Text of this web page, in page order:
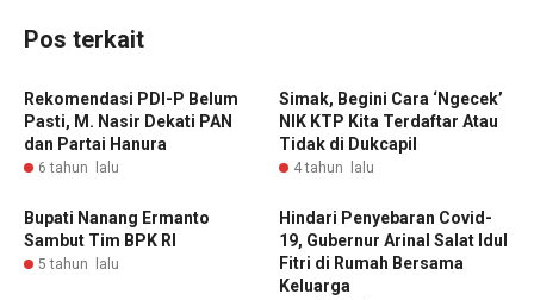
Pos terkait
Rekomendasi PDI-P Belum
Pasti, M. Nasir Dekati PAN
dan Partai Hanura
6 tahun lalu
Simak, Begini Cara ‘Ngecek’
NIK KTP Kita Terdaftar Atau
Tidak di Dukcapil
4 tahun lalu
Bupati Nanang Ermanto
Sambut Tim BPK RI
5 tahun lalu
Hindari Penyebaran Covid-
19, Gubernur Arinal Salat Idul
Fitri di Rumah Bersama
Keluarga